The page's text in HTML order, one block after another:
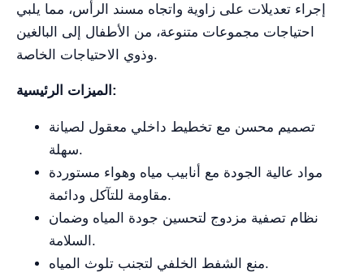
إجراء تعديلات على زاوية واتجاه مسند الرأس، مما يلبي
احتياجات مجموعات متنوعة، من الأطفال إلى البالغين
وذوي الاحتياجات الخاصة.
الميزات الرئيسية:
تصميم محسن مع تخطيط داخلي معقول لصيانة
سهلة.
مواد عالية الجودة مع أنابيب مياه وهواء مستوردة
مقاومة للتآكل ودائمة.
نظام تصفية مزدوج لتحسين جودة المياه وضمان
السلامة.
منع الشفط الخلفي لتجنب تلوث المياه.